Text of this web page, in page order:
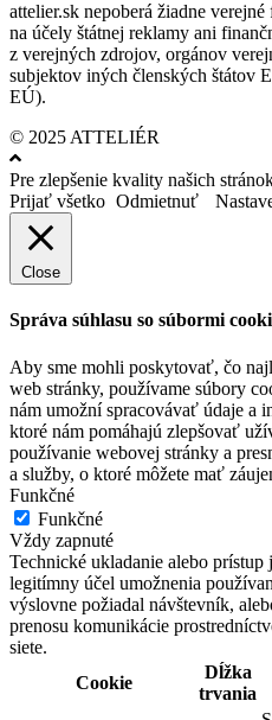
attelier.sk nepoberá žiadne
na účely štátnej reklamy ani
z verejných zdrojov, orgánov
subjektov iných členských štátov
EÚ).
© 2025 ATTELIÉR
Pre zlepšenie kvality našich
Prijať všetko Odmietnuť
Close
Správa súhlasu so súbormi
Aby sme mohli poskytovať, čo
web stránky, používame súbory
nám umožní spracovávať údaje a
ktoré nám pomáhajú zlepšovať
používanie webovej stránky a
a služby, o ktoré môžete mať
Funkčné
Funkčné
Vždy zapnuté
Technické ukladanie alebo prístup
legitímny účel umožnenia
výslovne požiadal návštevník,
prenosu komunikácie
siete.
Cookie
Dĺžka
trvania